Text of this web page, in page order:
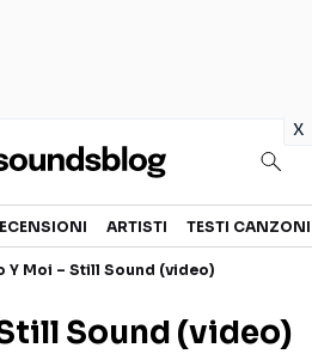
x
TESTI CANZONI
ARTISTI TESTI CANZONI
Y Moi – Still Sound (video)
Sound (video)